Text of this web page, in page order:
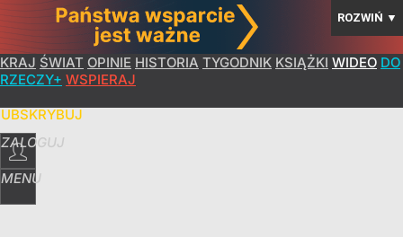
ROZWIŃ ▼
KRAJ ŚWIAT OPINIE HISTORIA TYGODNIK KSIĄŻKI WIDEO DO
RZECZY+ WSPIERAJ
ZALOGUJ
MENU